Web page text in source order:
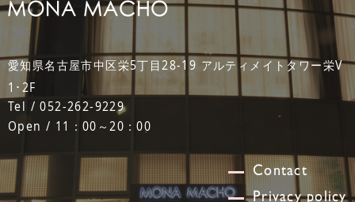
愛知県名古屋市中区栄5丁目28-19 アルティメイトタワー栄V
1･2F
Tel / 052-262-9229
Open / 11：00～20：00
Contact
Privacy policy